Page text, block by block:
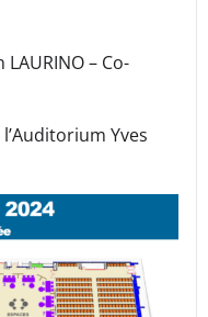
– Co-
Yves